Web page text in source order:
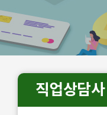
직업상담사